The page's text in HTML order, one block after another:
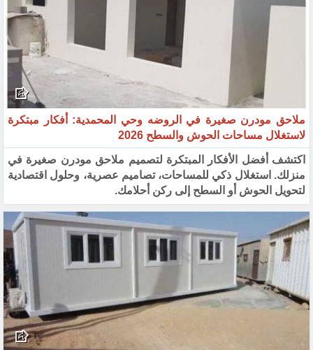
ملاحق مودرن صغيرة في الروضه وحي المحمدية: أفكار مبتكرة
لاستغلال مساحات الحوش والسطح 2026
اكتشف أفضل الأفكار المبتكرة لتصميم ملاحق مودرن صغيرة في
منزلك. استغلال ذكي للمساحات، تصاميم عصرية، وحلول اقتصادية
لتحويل الحوش أو السطح إلى ركن أحلامك.